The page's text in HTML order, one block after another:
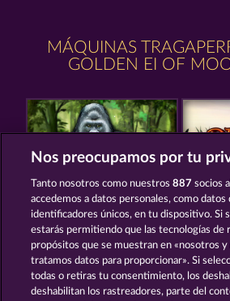
MÁQUINAS
GOLDEN EI OF
KING OF THE JUNGLE DUCK
Nos preocupamos por tu
Tanto nosotros como nuestros887 socios
accedemos a datos personales, como datos
identificadores únicos, en tu dispositivo. Si
estarás permitiendo que las tecnologías de
propósitos que se muestran en «nosotros
tratamos datos para proporcionar». Si
todas o retiras tu consentimiento, los
deshabilitan los rastreadores, parte del